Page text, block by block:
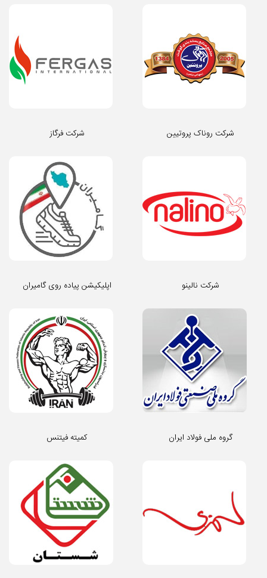
شرکت فرگاز شرکت روناک پروتیین
اپلیکیشن پیاده روی گامیران شرکت نالینو
کمیته فیتنس گروه ملی فولاد ایران